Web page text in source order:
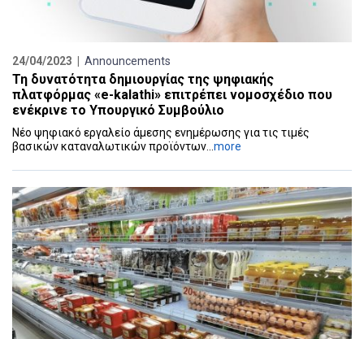
24/04/2023 | Announcements
Τη δυνατότητα δημιουργίας της ψηφιακής
πλατφόρμας «e-kalathi» επιτρέπει νομοσχέδιο που
ενέκρινε το Υπουργικό Συμβούλιο
Νέο ψηφιακό εργαλείο άμεσης ενημέρωσης για τις τιμές
βασικών καταναλωτικών προϊόντων...more